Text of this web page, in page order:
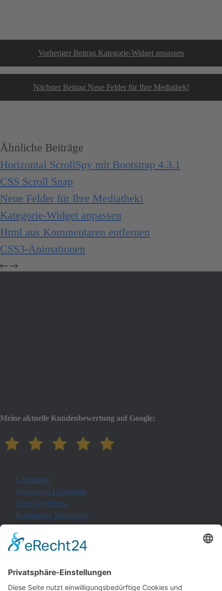
Vorheriger Beitrag Kategorie-Widget anpassen
Nächster Beitrag Neue Felder für Ihre Mediathek!
Ähnliche Beiträge
Horizontal ScrollSpy mit Bootstrap 4.3.1
CSS Scroll Snap
Neue Felder für Ihre Mediathek!
Kategorie-Widget anpassen
Html aus Kommentaren entfernen
CSS3-Animationen
Meine aktuelle Kundenbewertung auf Google:
Leistungen
Webdesign Landsberg
Über WordPress
Responsive Webdesign
Webdesign – WordPress-Beispiele
Onlineshop mit WooCommerce
Online-Gutscheine
Blog
Nützliche Tools